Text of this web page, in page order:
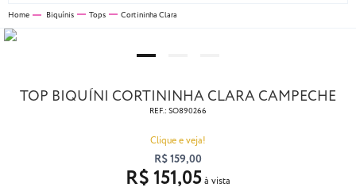
Biquínis Tops Cortininha Clara
TOP BIQUÍNI CORTININHA CLARA CAMPECHE
REF.: SO890266
Clique e veja!
R$ 159,00
R$ 151,05